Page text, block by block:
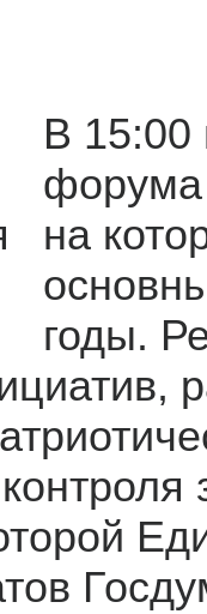
В 15:00
форума
на
годы.